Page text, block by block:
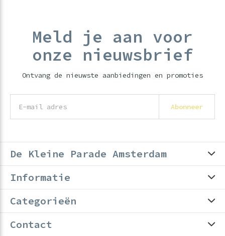
Meld je aan voor
onze nieuwsbrief
Ontvang de nieuwste aanbiedingen en promoties
Abonneer
De Kleine Parade Amsterdam
Informatie
Categorieën
Contact